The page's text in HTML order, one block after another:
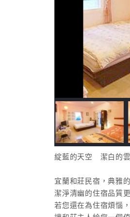
綻藍的天空 潔白的
宜蘭和莊民宿，典雅
潔淨清幽的住宿品質
若您還在為住宿煩惱